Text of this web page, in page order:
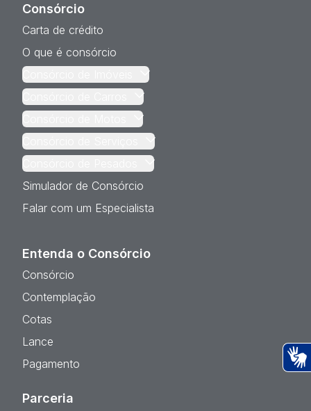
Consórcio
Carta de crédito
O que é consórcio
Consórcio de Imóveis
Consórcio de Carros
Consórcio de Motos
Consórcio de Serviços
Consórcio de Pesados
Simulador de Consórcio
Falar com um Especialista
Entenda o Consórcio
Consórcio
Contemplação
Cotas
Lance
Pagamento
Parceria